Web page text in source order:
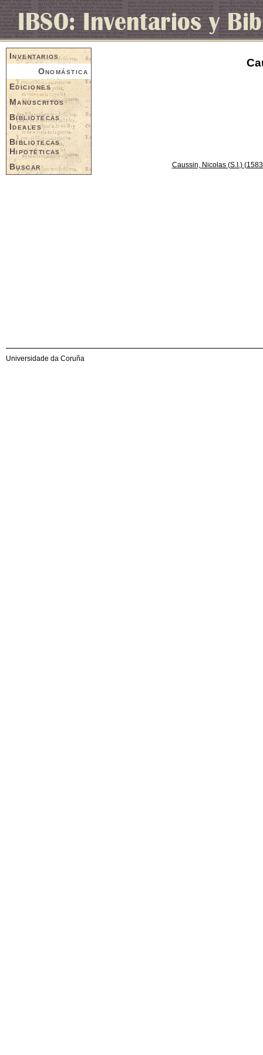
Inventarios
Onomástica
Ediciones
Manuscritos
Bibliotecas
Ideales
Bibliotecas
Hipotéticas
Buscar
Caussin, Nicolas (S.I.)
Universidade da Coruña